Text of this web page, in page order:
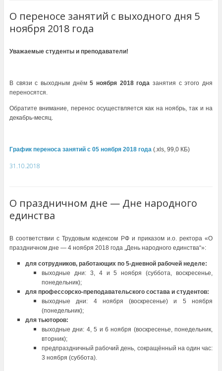
О переносе занятий с выходного дня 5
ноября 2018 года
Уважаемые студенты и преподаватели!
В связи с выходным днём5 ноября 2018 годазанятия с этого дня
переносятся.
Обратите внимание, перенос осуществляется как на ноябрь, так и на
декабрь-месяц.
График переноса занятий с 05 ноября 2018 года (.xls, 99,0 КБ)
31.10.2018
О праздничном дне — Дне народного
единства
В соответствии с Трудовым кодексом РФ и приказом и.о. ректора «О
праздничном дне — 4 ноября 2018 года „День народного единства“»:
для сотрудников, работающих по 5-дневной рабочей неделе:
выходные дни: 3, 4 и 5 ноября (суббота, воскресенье,
понедельник);
для профессорско-преподавательского состава и студентов:
выходные дни: 4 ноября (воскресенье) и 5 ноября
(понедельник);
для тьюторов:
выходные дни: 4, 5 и 6 ноября (воскресенье, понедельник,
вторник);
предпраздничный рабочий день, сокращённый на один час:
3 ноября (суббота).